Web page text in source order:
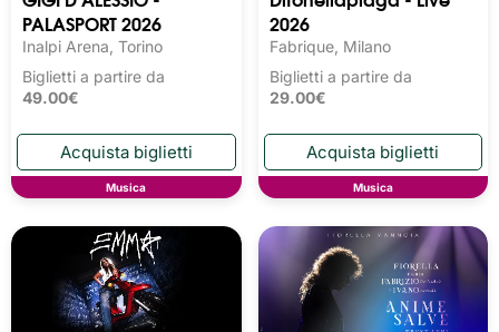
PALASPORT 2026
Inalpi Arena, Torino
Biglietti a partire da
49.00€
Musica
2026
Fabrique, Milano
Biglietti a partire da
29.00€
Musica